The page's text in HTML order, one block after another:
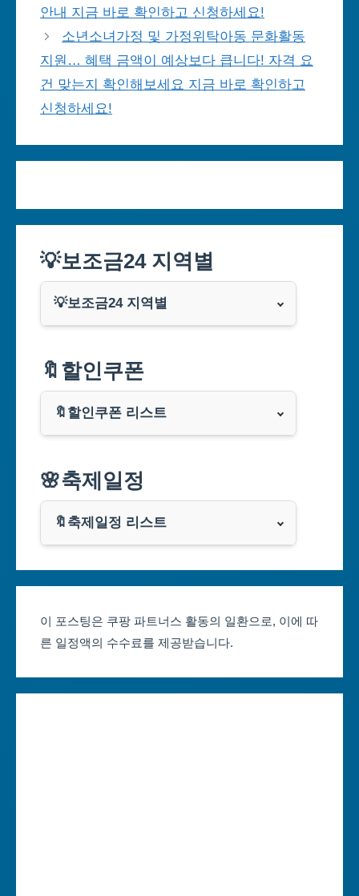
안내 지금 바로 확인하고 신청하세요!
소년소녀가정 및 가정위탁아동 문화활동
지원… 혜택 금액이 예상보다 큽니다! 자격 요
건 맞는지 확인해보세요 지금 바로 확인하고
신청하세요!
💡보조금24 지역별
💡보조금24 지역별
부산광역시
대구광역시
인천광역시
광주광역시
대전광역시
🔖할인쿠폰
🔖할인쿠폰 리스트
쿠팡
클룩
🌸축제일정
🔖축제일정 리스트
대구축제 일정
인천축제 일정
이 포스팅은 쿠팡 파트너스 활동의 일환으로, 이에 따
른 일정액의 수수료를 제공받습니다.